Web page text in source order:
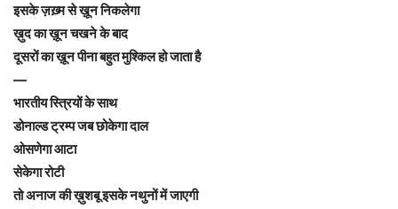
इसके ज़ख़्म से ख़ून निकलेगा
ख़ुद का ख़ून चखने के बाद
दूसरों का ख़ून पीना बहुत मुश्किल हो जाता है
—
भारतीय स्त्रियों के साथ
डोनाल्ड ट्रम्प जब छोकेगा दाल
ओसणेगा आटा
सेकेगा रोटी
तो अनाज की ख़ुशबू इसके नथुनों में जाएगी